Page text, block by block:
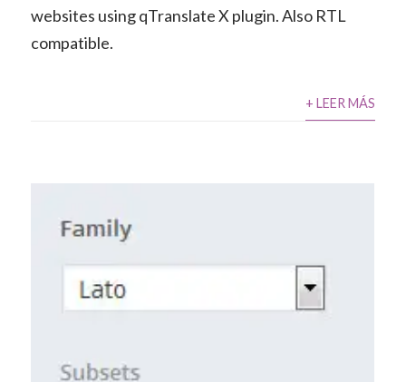
websites using qTranslate X plugin. Also RTL
compatible.
+ LEER MÁS